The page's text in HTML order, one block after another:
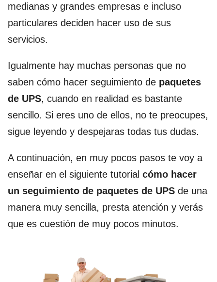
medianas y grandes empresas e incluso
particulares deciden hacer uso de sus
servicios.
Igualmente hay muchas personas que no
saben cómo hacer seguimiento de paquetes
de UPS, cuando en realidad es bastante
sencillo. Si eres uno de ellos, no te preocupes,
sigue leyendo y despejaras todas tus dudas.
A continuación, en muy pocos pasos te voy a
enseñar en el siguiente tutorial cómo hacer
un seguimiento de paquetes de UPS de una
manera muy sencilla, presta atención y verás
que es cuestión de muy pocos minutos.